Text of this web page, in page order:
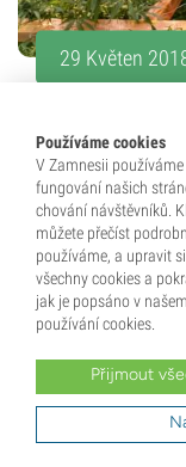
29 Květen
Jak
lanýžů /
Čaj je skvělý
šetrný k žaludku
přát?
5 min
Používáme cookies
V Zamnesii
fungování našich
chování návštěvníků.
můžete přečíst
používáme, a upravit
všechny cookies a
jak je popsáno v
používání cookies.
Přijmout